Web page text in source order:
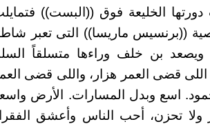
الخليعة فوق ((البست))
((برنسيس ماريسا)) التى تعبر
ويصعد بن خلف وراءها متسلقاً
قضى العمر هزار، واللى قضى
اسع وبدل المسارات. الأرض
ولا تحزن، أحب الناس وأعشق